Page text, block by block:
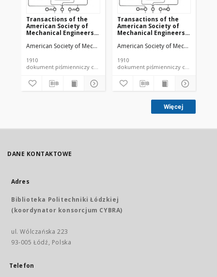
Transactions of the
American Society of
Mechanical Engineers
American Society of Mechanical Engineers
1910
dokument piśmienniczy czasopismo
Transactions of the
American Society of
Mechanical Engineers
American Society of Mechanical
1910
dokument piśmienniczy czasopismo
Więcej
DANE KONTAKTOWE
Adres
Biblioteka Politechniki Łódzkiej
(koordynator konsorcjum CYBRA)
ul. Wólczańska 223
93-005 Łódź, Polska
Telefon